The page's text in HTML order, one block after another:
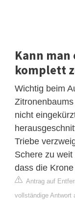
Kann
komplett
Wichtig beim
nicht
Triebe
Schere zu
dass die
Antrag auf
vollständige Antwort